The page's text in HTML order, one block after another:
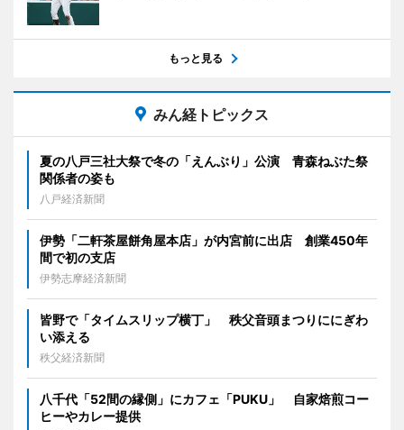
もっと見る
みん経トピックス
夏の八戸三社大祭で冬の「えんぶり」公演 青森ねぶた祭
関係者の姿も
八戸経済新聞
伊勢「二軒茶屋餅角屋本店」が内宮前に出店 創業450年
間で初の支店
伊勢志摩経済新聞
皆野で「タイムスリップ横丁」 秩父音頭まつりににぎわ
い添える
秩父経済新聞
八千代「52間の縁側」にカフェ「PUKU」 自家焙煎コー
ヒーやカレー提供